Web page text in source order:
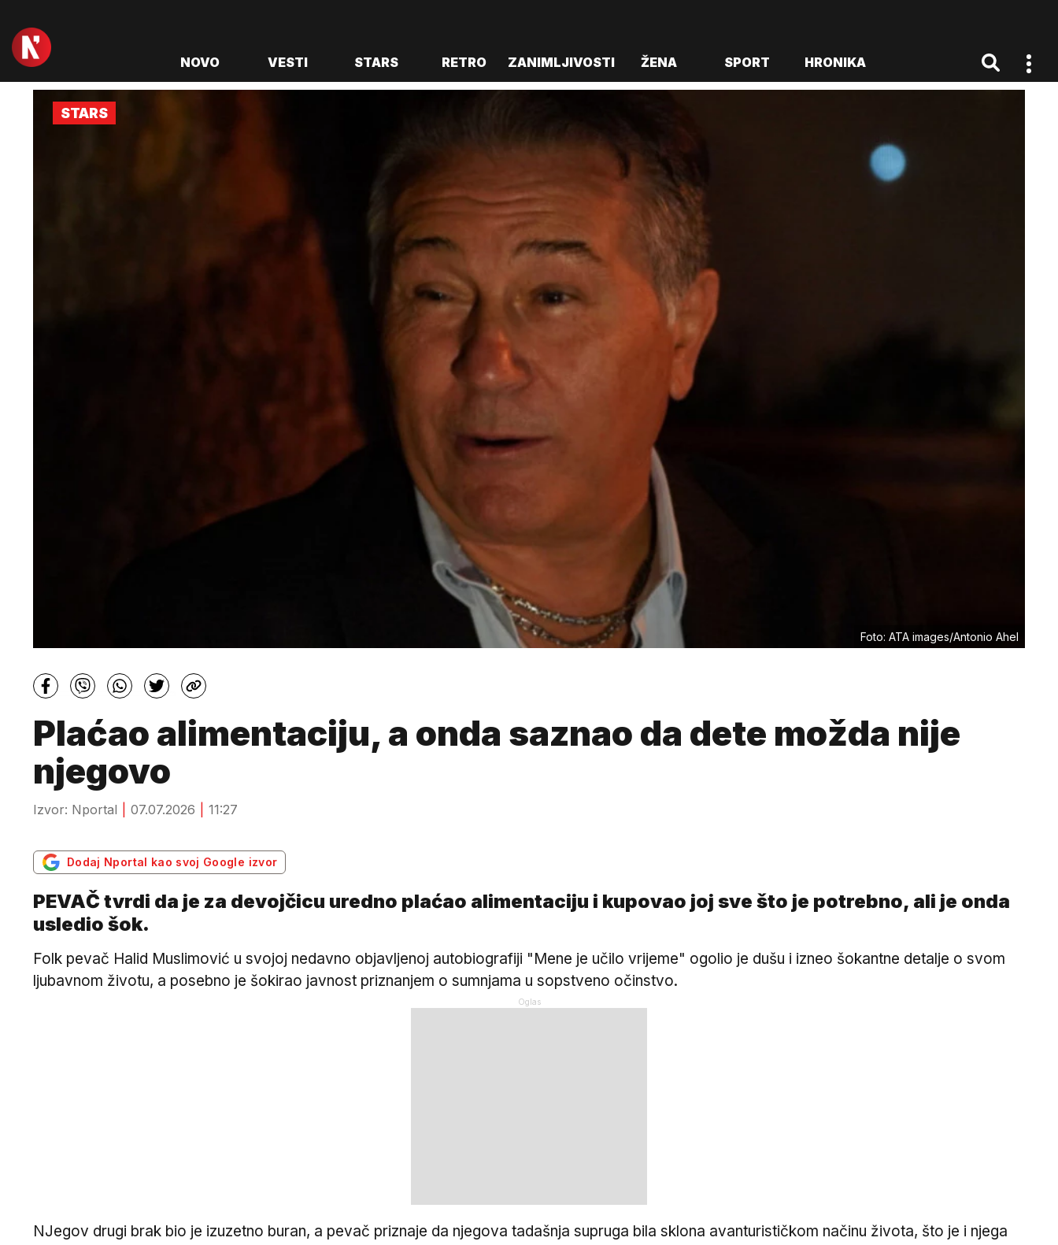
NOVO VESTI STARS RETRO ZANIMLJIVOSTI ŽENA SPORT HRONIKA
Foto: ATA images/Antonio Ahel
STARS
Plaćao alimentaciju, a onda saznao da dete možda nije
njegovo
Izvor: Nportal 07.07.2026 11:27
Dodaj Nportal kao svoj Google izvor
PEVAČ tvrdi da je za devojčicu uredno plaćao alimentaciju i kupovao joj sve što je potrebno, ali je onda
usledio šok.
Folk pevač Halid Muslimović u svojoj nedavno objavljenoj autobiografiji "Mene je učilo vrijeme" ogolio je dušu i izneo šokantne detalje o svom
ljubavnom životu, a posebno je šokirao javnost priznanjem o sumnjama u sopstveno očinstvo.
NJegov drugi brak bio je izuzetno buran, a pevač priznaje da njegova tadašnja supruga bila sklona avanturističkom načinu života, što je i njega